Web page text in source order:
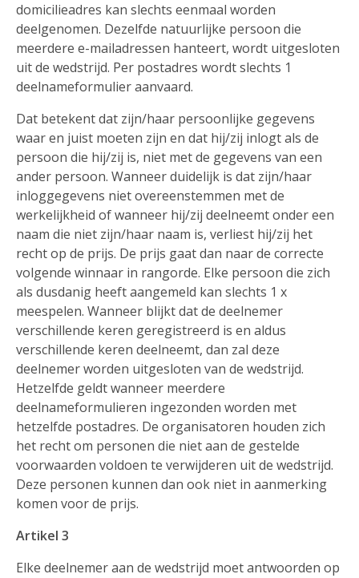
domicilieadres kan slechts eenmaal worden
deelgenomen. Dezelfde natuurlijke persoon die
meerdere e-mailadressen hanteert, wordt uitgesloten
uit de wedstrijd. Per postadres wordt slechts 1
deelnameformulier aanvaard.
Dat betekent dat zijn/haar persoonlijke gegevens
waar en juist moeten zijn en dat hij/zij inlogt als de
persoon die hij/zij is, niet met de gegevens van een
ander persoon. Wanneer duidelijk is dat zijn/haar
inloggegevens niet overeenstemmen met de
werkelijkheid of wanneer hij/zij deelneemt onder een
naam die niet zijn/haar naam is, verliest hij/zij het
recht op de prijs. De prijs gaat dan naar de correcte
volgende winnaar in rangorde. Elke persoon die zich
als dusdanig heeft aangemeld kan slechts 1 x
meespelen. Wanneer blijkt dat de deelnemer
verschillende keren geregistreerd is en aldus
verschillende keren deelneemt, dan zal deze
deelnemer worden uitgesloten van de wedstrijd.
Hetzelfde geldt wanneer meerdere
deelnameformulieren ingezonden worden met
hetzelfde postadres. De organisatoren houden zich
het recht om personen die niet aan de gestelde
voorwaarden voldoen te verwijderen uit de wedstrijd.
Deze personen kunnen dan ook niet in aanmerking
komen voor de prijs.
Artikel 3
Elke deelnemer aan de wedstrijd moet antwoorden op